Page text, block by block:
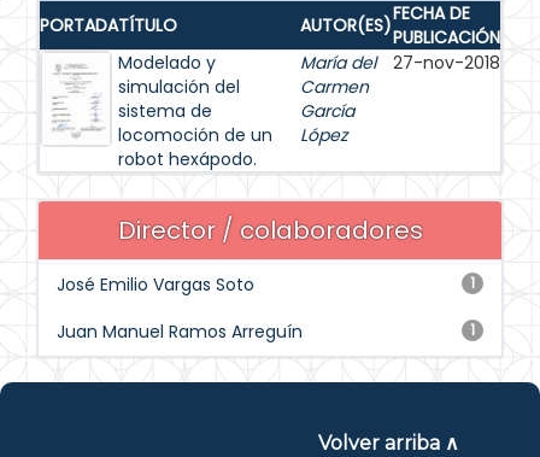
PORTADATÍTULO AUTOR(ES)FECHA DE
PUBLICACIÓN
Modelado y
simulación del
sistema de
locomoción de un
robot hexápodo.
María del
Carmen
García
López
27-nov-2018
Director / colaboradores
1
José Emilio Vargas Soto
1
Juan Manuel Ramos Arreguín
Volver arriba ∧